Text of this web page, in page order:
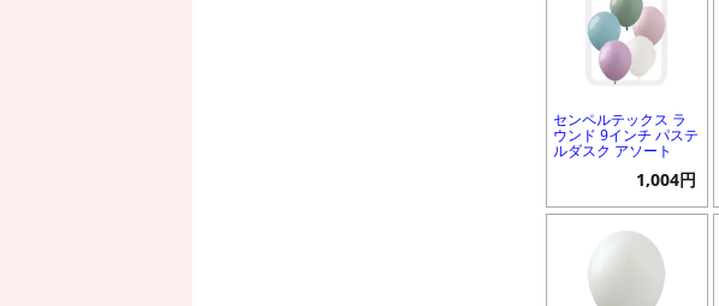
センペルテックス ラ
ウンド 9インチ パステ
ルダスク アソート
1,004円